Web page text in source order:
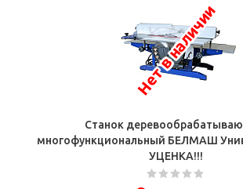
Нет в наличии
Станок
многофункциональный БЕЛМАШ
УЦЕНКА!!!